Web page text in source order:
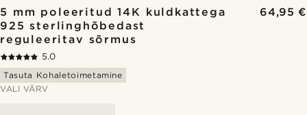
5 mm poleeritud 14K kuldkattega
925 sterlinghõbedast
reguleeritav sõrmus
64,95 €
5.0
Tasuta Kohaletoimetamine
VALI VÄRV